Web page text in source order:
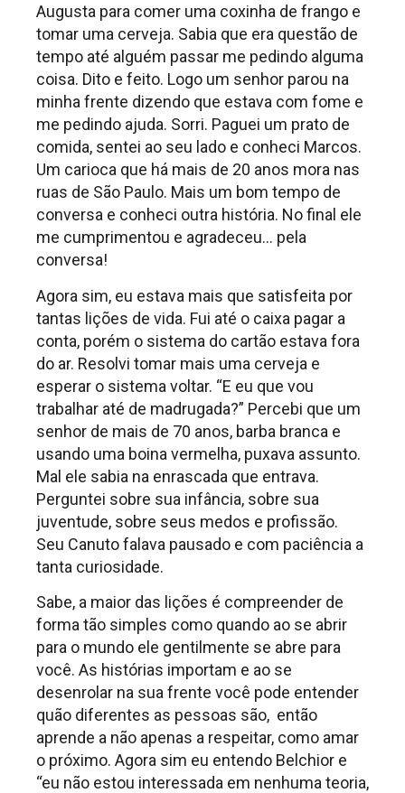
Augusta para comer uma coxinha de frango e
tomar uma cerveja. Sabia que era questão de
tempo até alguém passar me pedindo alguma
coisa. Dito e feito. Logo um senhor parou na
minha frente dizendo que estava com fome e
me pedindo ajuda. Sorri. Paguei um prato de
comida, sentei ao seu lado e conheci Marcos.
Um carioca que há mais de 20 anos mora nas
ruas de São Paulo. Mais um bom tempo de
conversa e conheci outra história. No final ele
me cumprimentou e agradeceu… pela
conversa!
Agora sim, eu estava mais que satisfeita por
tantas lições de vida. Fui até o caixa pagar a
conta, porém o sistema do cartão estava fora
do ar. Resolvi tomar mais uma cerveja e
esperar o sistema voltar. “E eu que vou
trabalhar até de madrugada?” Percebi que um
senhor de mais de 70 anos, barba branca e
usando uma boina vermelha, puxava assunto.
Mal ele sabia na enrascada que entrava.
Perguntei sobre sua infância, sobre sua
juventude, sobre seus medos e profissão.
Seu Canuto falava pausado e com paciência a
tanta curiosidade.
Sabe, a maior das lições é compreender de
forma tão simples como quando ao se abrir
para o mundo ele gentilmente se abre para
você. As histórias importam e ao se
desenrolar na sua frente você pode entender
quão diferentes as pessoas são, então
aprende a não apenas a respeitar, como amar
o próximo. Agora sim eu entendo Belchior e
“eu não estou interessada em nenhuma teoria,